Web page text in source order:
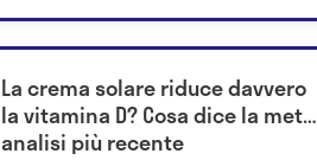
La crema solare riduce davvero
la vitamina D? Cosa dice la meta-
analisi più recente